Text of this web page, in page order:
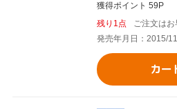
獲得ポイント 59P
残り1点
ご注文はお
発売年月日：2015/
カー